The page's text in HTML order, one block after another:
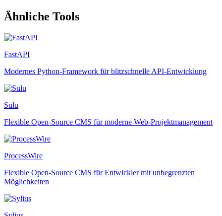
Ähnliche Tools
FastAPI
Modernes Python-Framework für blitzschnelle API-Entwicklung
Sulu
Flexible Open-Source CMS für moderne Web-Projektmanagement
ProcessWire
Flexible Open-Source CMS für Entwickler mit unbegrenzten
Möglichkeiten